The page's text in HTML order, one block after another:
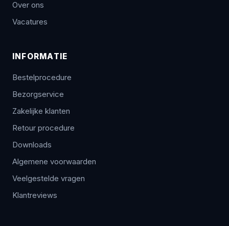
Over ons
Vacatures
INFORMATIE
Bestelprocedure
Bezorgservice
Zakelijke klanten
Retour procedure
Downloads
Algemene voorwaarden
Veelgestelde vragen
Klantreviews